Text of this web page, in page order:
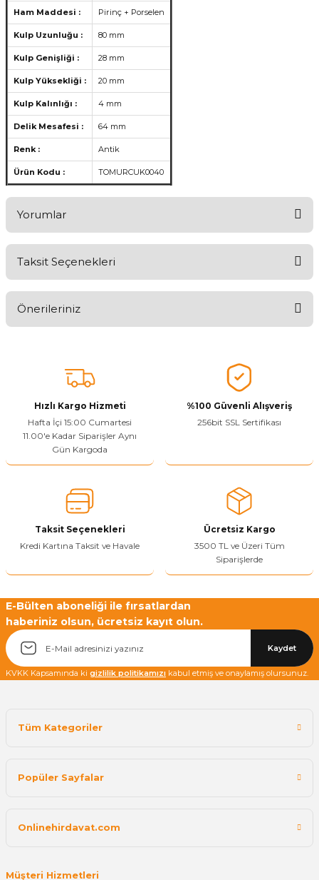
Ham Maddesi : Pirinç + Porselen
Kulp Uzunluğu : 80 mm
Kulp Genişliği : 28 mm
Kulp Yüksekliği : 20 mm
Kulp Kalınlığı : 4 mm
Delik Mesafesi : 64 mm
Renk : Antik
Ürün Kodu : TOMURCUK0040
Yorumlar
Ürünü Değerlendir
Taksit Seçenekleri
Önerileriniz
tarafımıza iletebilirsiniz.
Görüş ve önerileriniz için teşekkür ederiz.
Ürün resmi kalitesiz, bozuk veya görüntülenemiyor.
Ürün açıklamasında eksik bilgiler bulunuyor.
Sitenize Pek Güvenemedim
Bu ürüne benzer farklı alternatifler olmalı.
Yetkiliye Gönder
Hızlı Kargo Hizmeti
Hafta İçi 15:00 Cumartesi
11.00'e Kadar Siparişler Aynı
Gün Kargoda
%100 Güvenli Alışveriş
256bit SSL Sertifikası
Taksit Seçenekleri
Kredi Kartına Taksit ve Havale
Ücretsiz Kargo
3500 TL ve Üzeri Tüm
Siparişlerde
E-Bülten aboneliği ile fırsatlardan
haberiniz olsun, ücretsiz kayıt olun.
Kaydet
KVKK Kapsamında ki gizlilik politikamızı kabul etmiş ve onaylamış olursunuz.
Tüm Kategoriler
Popüler Sayfalar
Onlinehirdavat.com
Müşteri Hizmetleri